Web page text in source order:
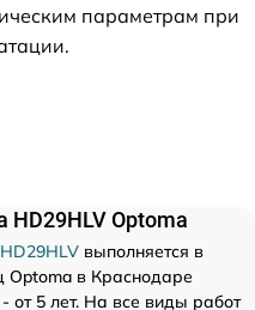
параметрам при
Optoma
выполняется в
Optoma в Краснодаре
от 5 лет. На все виды работ